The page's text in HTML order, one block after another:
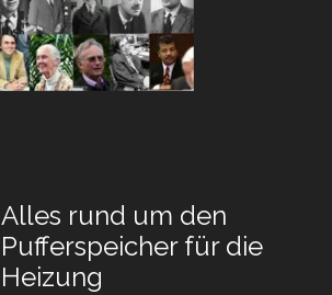
Alles rund um den
Pufferspeicher für die
Heizung